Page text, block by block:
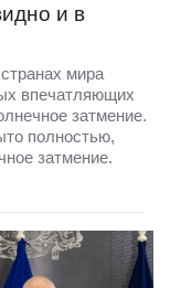
и в
мира
впечатляющих
затмение.
полностью,
затмение.